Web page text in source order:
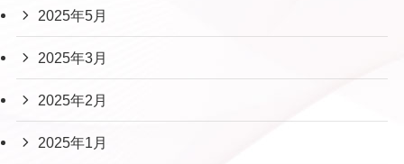
2025年5月
2025年3月
2025年2月
2025年1月